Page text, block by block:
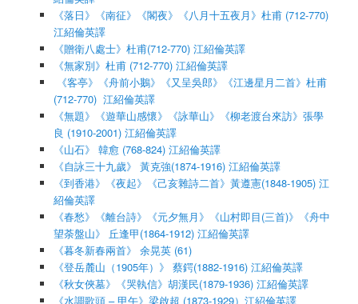
《落日》《南征》《閣夜》《八月十五夜月》杜甫 (712-770)
江紹倫英譯
《贈衛八處士》杜甫(712-770) 江紹倫英譯
《無家別》杜甫 (712-770) 江紹倫英譯
《客亭》《舟前小鵝》《又呈吳郎》《江邊星月二首》杜甫
(712-770) 江紹倫英譯
《無題》《遊華山感懷》《詠華山》《柳老渡台來訪》張學
良 (1910-2001) 江紹倫英譯
《山石》 韓愈 (768-824) 江紹倫英譯
《自詠三十九歲》 黃克強(1874-1916) 江紹倫英譯
《到香港》《夜起》《己亥雜詩二首》黃遵憲(1848-1905) 江
紹倫英譯
《春愁》《離台詩》《元夕無月》《山村即目(三首)》《舟中
望荼盤山》 丘逢甲(1864-1912) 江紹倫英譯
《暮冬新春兩首》 余晃英 (61)
《登岳麓山（1905年）》 蔡鍔(1882-1916) 江紹倫英譯
《秋女俠墓》《哭執信》胡漢民(1879-1936) 江紹倫英譯
《水調歌頭 – 甲午》梁啟超 (1873-1929）江紹倫英譯